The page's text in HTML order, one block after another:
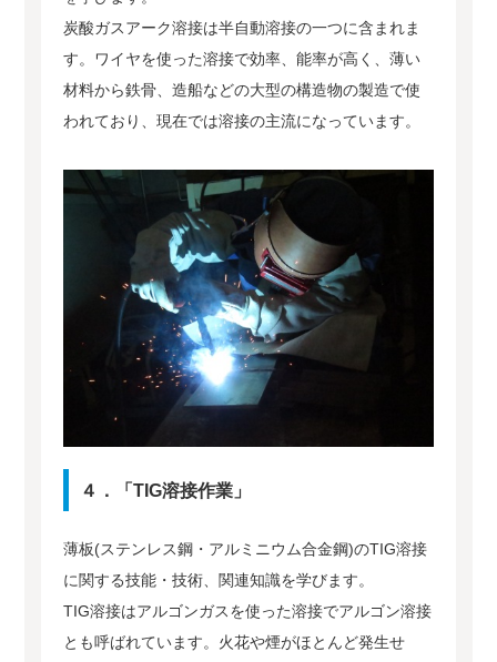
炭酸ガスアーク溶接は半自動溶接の一つに含まれま
す。ワイヤを使った溶接で効率、能率が高く、薄い
材料から鉄骨、造船などの大型の構造物の製造で使
われており、現在では溶接の主流になっています。
４．「TIG溶接作業」
薄板(ステンレス鋼・アルミニウム合金鋼)のTIG溶接
に関する技能・技術、関連知識を学びます。
TIG溶接はアルゴンガスを使った溶接でアルゴン溶接
とも呼ばれています。火花や煙がほとんど発生せ